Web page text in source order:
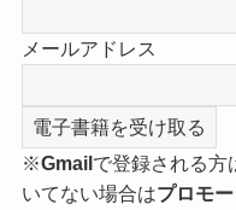
メールアドレス
※Gmailで登録される方
いてない場合はプロモ